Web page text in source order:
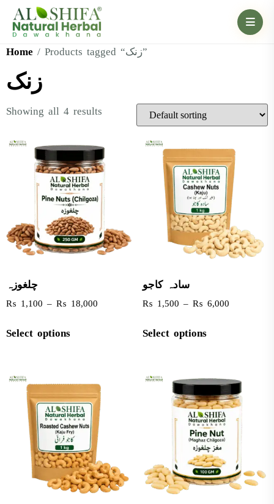
Home / Products tagged “زنک”
زنک
Showing all 4 results
چلغوزہ
₨ 1,100 – ₨ 18,000
Select options
سادہ کاجو
₨ 1,500 – ₨ 6,000
Select options